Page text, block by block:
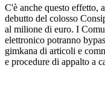
C'è anche questo effetto,
debutto del colosso
al milione di euro. I
elettronico potranno
gimkana di articoli e
e procedure di appalto a